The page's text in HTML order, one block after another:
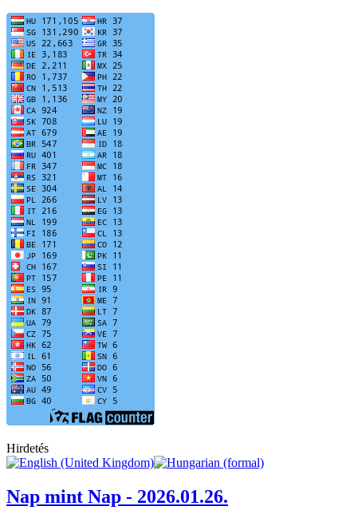
Hirdetés
Nap mint Nap - 2026.01.26.